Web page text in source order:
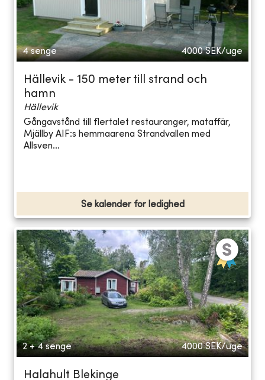
4 senge 4000 SEK/uge
Hällevik - 150 meter till strand och
hamn
Hällevik
Gångavstånd till flertalet restauranger, mataffär,
Mjällby AIF:s hemmaarena Strandvallen med
Allsven...
Se kalender for ledighed
2 + 4 senge 4000 SEK/uge
Halahult Blekinge